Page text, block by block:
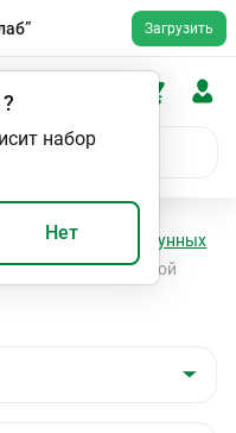
Загрузить
?
набор
Нет
Маркеры аутоиммунных
соединительной